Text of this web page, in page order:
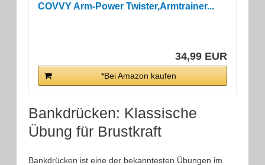
COVVY Arm-Power Twister,Armtrainer...
34,99 EUR
*Bei Amazon kaufen
Bankdrücken: Klassische
Übung für Brustkraft
Bankdrücken ist eine der bekanntesten Übungen im